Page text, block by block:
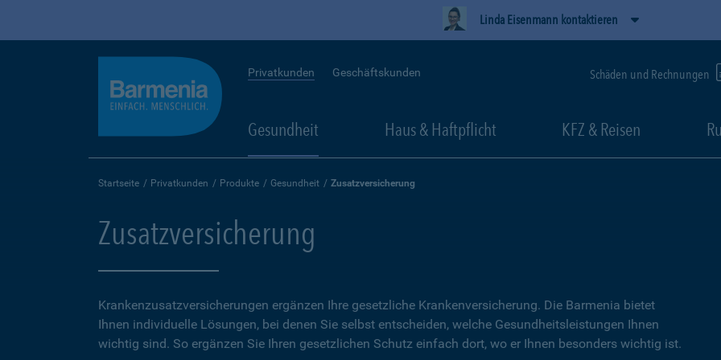
Linda Eisenmann kontaktieren
Privatkunden Geschäftskunden Schäden und Rechnungen
Gesundheit Haus & Haftpflicht KFZ & Reisen
Startseite Privatkunden Produkte Gesundheit Zusatzversicherung
Zusatzversicherung
Krankenzusatzversicherungen ergänzen Ihre gesetzliche Kranken­versicherung. Die Barmenia bietet
Ihnen individuelle Lösungen, bei denen Sie selbst entscheiden, welche Gesundheitsleistungen Ihnen
wichtig sind. So ergänzen Sie Ihren gesetzlichen Schutz einfach dort, wo er Ihnen besonders wichtig ist.